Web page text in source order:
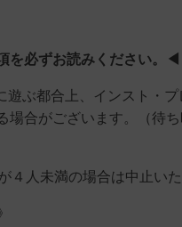
を必ずお読みください。◀
ぶ都合上、インスト・
場合がございます。（待
４人未満の場合は中止い